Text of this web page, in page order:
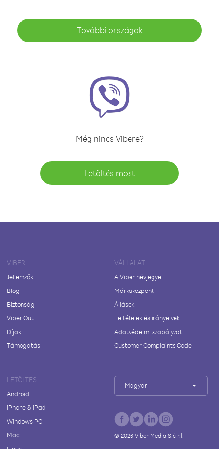
További országok
Még nincs Vibere?
Letöltés most
VIBER
Jellemzők
Blog
Biztonság
Viber Out
Díjak
Támogatás
VÁLLALAT
A Viber névjegye
Márkaközpont
Állások
Feltételek és irányelvek
Adatvédelmi szabályzat
Customer Complaints Code
LETÖLTÉS
Android
iPhone & iPad
Windows PC
Mac
Magyar
© 2026Viber Media S.à r.l.